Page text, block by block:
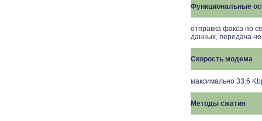
Функциональные
отправка факса по
данных, передача
Скорость модема
максимально 33.6
Методы сжатия